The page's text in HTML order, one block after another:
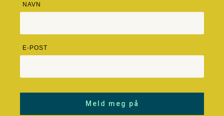
NAVN
E-POST
Meld meg på